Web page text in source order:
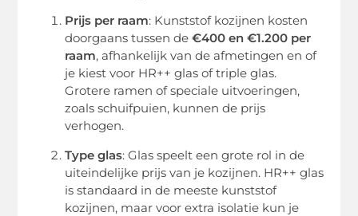
Prijs per raam: Kunststof kozijnen kosten
doorgaans tussen de€400 en €1.200 per
raam, afhankelijk van de afmetingen en of
je kiest voor HR++ glas of triple glas.
Grotere ramen of speciale uitvoeringen,
zoals schuifpuien, kunnen de prijs
verhogen.
Type glas: Glas speelt een grote rol in de
uiteindelijke prijs van je kozijnen. HR++ glas
is standaard in de meeste kunststof
kozijnen, maar voor extra isolatie kun je